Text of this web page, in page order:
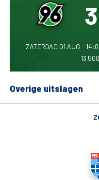
Matchdays
Business
3
ZATERDAG 01 AUG -
Overige uitslagen